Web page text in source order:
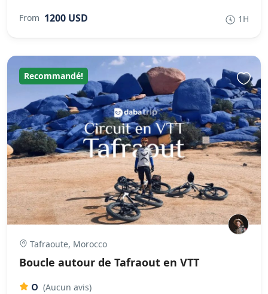
From 1200 USD 1H
Recommandé!
Tafraoute, Morocco
Boucle autour de Tafraout en VTT
0 (Aucun avis)